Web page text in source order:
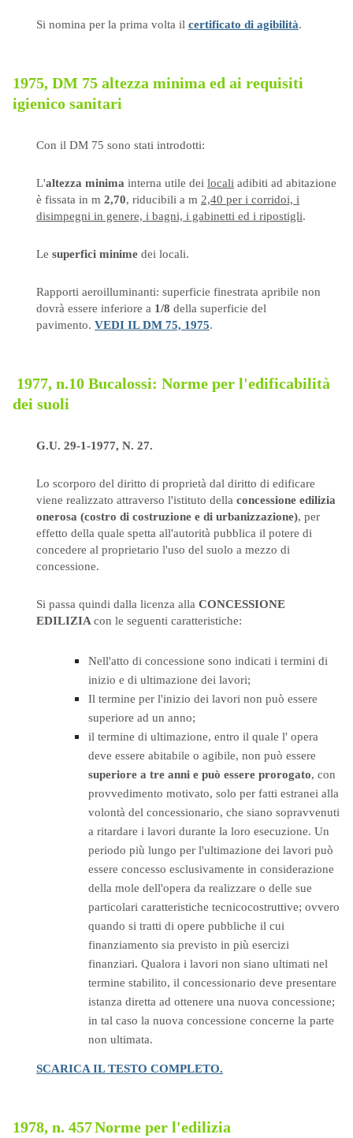
Si nomina per la prima volta il certificato di agibilità.
1975, DM 75 altezza minima ed ai requisiti
igienico sanitari
Con il DM 75 sono stati introdotti:
L'altezza minima interna utile dei locali adibiti ad abitazione
è fissata in m 2,70, riducibili a m 2,40 per i corridoi, i
disimpegni in genere, i bagni, i gabinetti ed i ripostigli.
Le superfici minime dei locali.
Rapporti aeroilluminanti: superficie finestrata apribile non
dovrà essere inferiore a 1/8 della superficie del
pavimento. VEDI IL DM 75, 1975.
1977, n.10 Bucalossi: Norme per l'edificabilità
dei suoli
G.U. 29-1-1977, N. 27.
Lo scorporo del diritto di proprietà dal diritto di edificare
viene realizzato attraverso l'istituto della concessione edilizia
onerosa (costro di costruzione e di urbanizzazione), per
effetto della quale spetta all'autorità pubblica il potere di
concedere al proprietario l'uso del suolo a mezzo di
concessione.
Si passa quindi dalla licenza alla CONCESSIONE
EDILIZIAcon le seguenti caratteristiche:
Nell'atto di concessione sono indicati i termini di
inizio e di ultimazione dei lavori;
Il termine per l'inizio dei lavori non può essere
superiore ad un anno;
il termine di ultimazione, entro il quale l' opera
deve essere abitabile o agibile, non può essere
superiore a tre anni e può essere prorogato, con
provvedimento motivato, solo per fatti estranei alla
volontà del concessionario, che siano sopravvenuti
a ritardare i lavori durante la loro esecuzione. Un
periodo più lungo per l'ultimazione dei lavori può
essere concesso esclusivamente in considerazione
della mole dell'opera da realizzare o delle sue
particolari caratteristiche tecnicocostruttive; ovvero
quando si tratti di opere pubbliche il cui
finanziamento sia previsto in più esercizi
finanziari. Qualora i lavori non siano ultimati nel
termine stabilito, il concessionario deve presentare
istanza diretta ad ottenere una nuova concessione;
in tal caso la nuova concessione concerne la parte
non ultimata.
SCARICA IL TESTO COMPLETO.
1978, n. 457Norme per l'edilizia